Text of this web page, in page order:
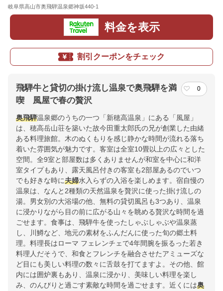
岐阜県高山市奥飛騨温泉郷神坂440-1
料金を表示
割引クーポンをチェック
飛騨牛と貸切の掛け流し温泉で奥飛騨を満
喫 風屋で春の贅沢
0
奥飛騨温泉郷のうちの一つ「新穂高温泉」にある「風屋」
は、穂高岳山荘を築いた故今田重太郎氏の兄が創業した由緒
ある料理旅館。木のぬくもりを感じ静かな時間が流れる落ち
着いた雰囲気が魅力です。客室は全室10畳以上の広々とした
空間。全9室と部屋数は多くありませんが和室を中心に和洋
室タイプもあり、露天風呂付きの客室も2部屋あるのでいつ
でも好きな時に夫婦水入らずの入浴を楽しめます。宿自慢の
温泉は、なんと2種類の天然温泉を贅沢に使った掛け流しの
湯。男女別の大浴場の他、無料の貸切風呂も3つあり、温泉
に浸かりながら目の前に広がる山々を眺める贅沢な時間を過
ごせます。食事は、飛騨牛を使ったしゃぶしゃぶや温泉蒸
し、川鱒など、地元の素材をふんだんに使った旬の郷土料
理。料理長はローマ フェレンチェで4年間腕を振るった若き
料理人だそうで、和食とフレンチを融合させたアミューズな
ど目にも美しい料理の数々に舌鼓を打てますよ。その他、館
内には囲炉裏もあり、温泉に浸かり、美味しい料理を楽し
み、のんびりと過ごす素敵な時間を過ごせます。近くには奥